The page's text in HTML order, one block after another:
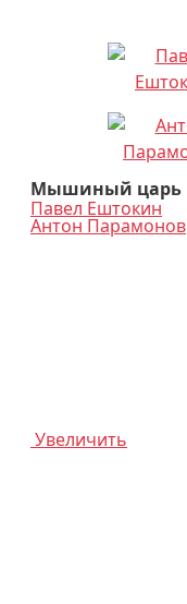
Мышиный царь
Павел Ештокин
Антон Парамонов
Увеличить